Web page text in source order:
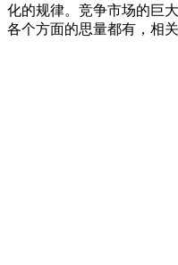
化的规律。竞争市场的巨
各个方面的思量都有，相